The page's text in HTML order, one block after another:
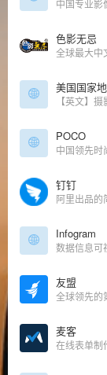
中国专业影
色影无忌
全球最大中
美国国家
【英文】
POCO
中国领先时
钉钉
阿里出品的
Infogram
数据信息可
友盟
全球领先的
麦客
在线表单制